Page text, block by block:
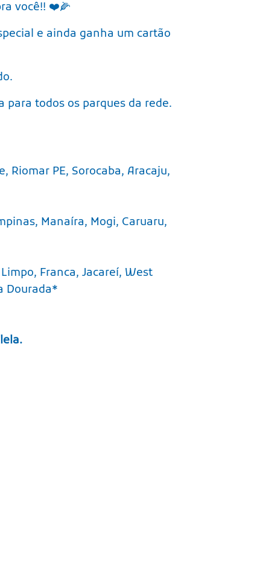
você!! ❤️🌽
e ainda ganha um cartão
todos os parques da rede.
PE, Sorocaba, Aracaju,
Manaíra, Mogi, Caruaru,
Franca, Jacareí, West
Dourada*